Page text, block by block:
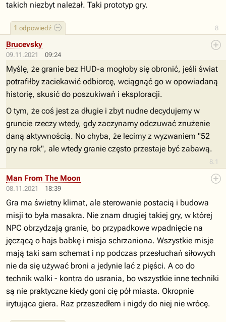
8
1 odpowiedź
takich niezbyt należał. Taki prototyp gry.
09.11.2021 09:24
8.1
Brucevsky
Myślę, że granie bez HUD-a mogłoby się obronić, jeśli świat
potrafiłby zaciekawić odbiorcę, wciągnąć go w opowiadaną
historię, skusić do poszukiwań i eksploracji.
O tym, że coś jest za długie i zbyt nudne decydujemy w
gruncie rzeczy wtedy, gdy zaczynamy odczuwać znużenie
daną aktywnością. No chyba, że lecimy z wyzwaniem "52
gry na rok", ale wtedy granie często przestaje być zabawą.
08.11.2021 18:39
Man From The Moon
Gra ma świetny klimat, ale sterowanie postacią i budowa
misji to była masakra. Nie znam drugiej takiej gry, w której
NPC obrzydzają granie, bo przypadkowe wpadnięcie na
jęczącą o hajs babkę i misja schrzaniona. Wszystkie misje
mają taki sam schemat i np podczas przesłuchań siłowych
nie da się używać broni a jedynie lać z pięści. A co do
technik walki - kontra do usrania, bo wszystkie inne techniki
są nie praktyczne kiedy goni cię pół miasta. Okropnie
irytująca giera. Raz przeszedłem i nigdy do niej nie wrócę.